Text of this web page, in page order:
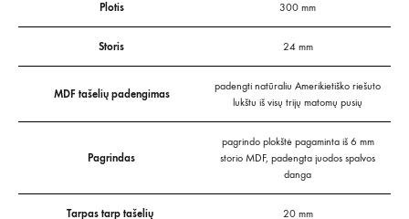
Plotis 300 mm
Storis 24 mm
MDF tašelių padengimas
padengti natūraliu Amerikietiško riešuto
lukštu iš visų trijų matomų pusių
Pagrindas
pagrindo plokštė pagaminta iš 6 mm
storio MDF, padengta juodos spalvos
danga
Tarpas tarp tašelių 20 mm